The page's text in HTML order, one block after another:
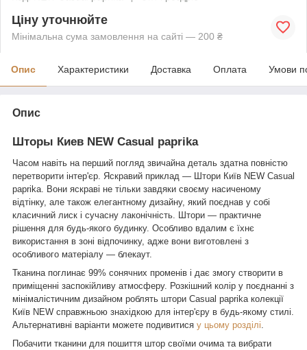
Ціну уточнюйте
Мінімальна сума замовлення на сайті — 200 ₴
Опис Характеристики Доставка Оплата Умови
Опис
Шторы Киев NEW Casual paprika
Часом навіть на перший погляд звичайна деталь здатна повністю
перетворити інтер'єр. Яскравий приклад — Штори Київ NEW Casual
paprika . Вони яскраві не тільки завдяки своєму насиченому
відтінку, але також елегантному дизайну, який поєднав у собі
класичний лиск і сучасну лаконічність. Штори — практичне
рішення для будь-якого будинку. Особливо вдалим є їхнє
використання в зоні відпочинку, адже вони виготовлені з
особливого матеріалу — блекаут.
Тканина поглинає 99% сонячних променів і дає змогу створити в
приміщенні заспокійливу атмосферу. Розкішний колір у поєднанні з
мінімалістичним дизайном роблять штори Casual paprika колекції
Київ NEW справжньою знахідкою для інтер'єру в будь-якому стилі.
Альтернативні варіанти можете подивитися у цьому розділі
Побачити тканини для пошиття штор своїми очима та вибрати